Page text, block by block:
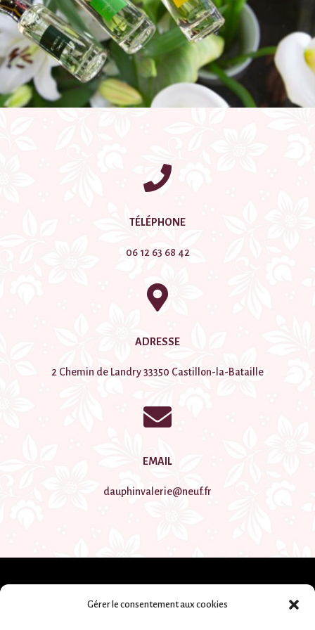
Gérer le consentement aux cookies

TÉLÉPHONE
06 12 63 68 42

ADRESSE
2 Chemin de Landry 33350 Castillon-la-Bataille

EMAIL
dauphinvalerie@neuf.fr